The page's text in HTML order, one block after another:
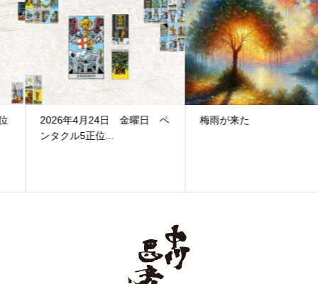
2026年4月24日 金曜日 ペ
ンタクル5正位...
梅雨が来た